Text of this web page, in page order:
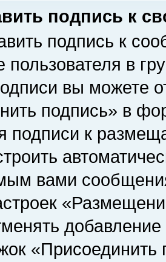
подпись к
подпись к
пользователя в
вы можете
подпись» в
подписи к
вами
«Присоединить